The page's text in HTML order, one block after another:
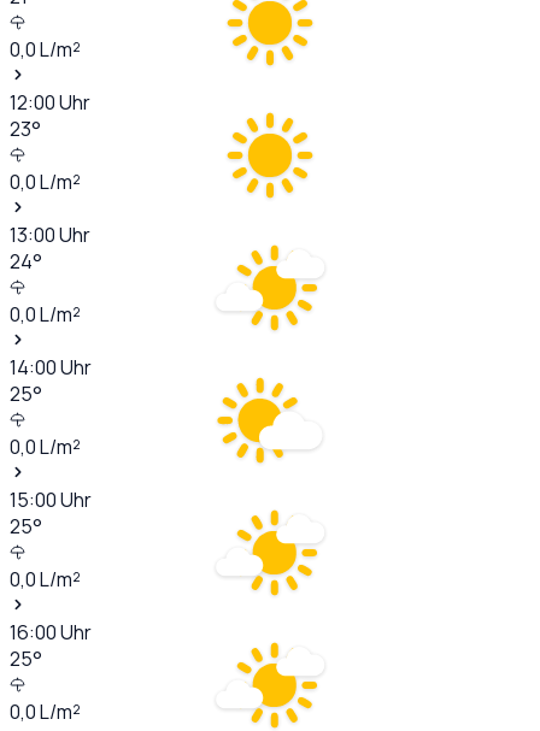
0,0L/m²
12:00Uhr
23°
0,0L/m²
13:00Uhr
24°
0,0L/m²
14:00Uhr
25°
0,0L/m²
15:00Uhr
25°
0,0L/m²
16:00Uhr
25°
0,0L/m²